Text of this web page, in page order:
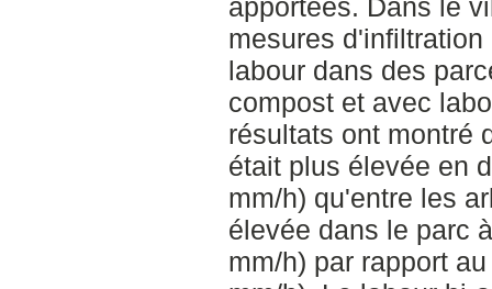
apportées. Dans le
mesures
labour dans des
compost et avec
résultats ont montré
était plus élevée en
mm/h) qu'entre les
élevée dans le parc
mm/h) par rapport